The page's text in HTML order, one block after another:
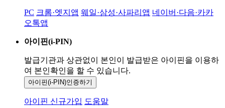
PC 크롬·엣지앱 웨일·삼성·사파리앱 네이버·다음·카카
오톡앱
아이핀(i-PIN)
발급기관과 상관없이 본인이 발급받은 아이핀을 이용하
여 본인확인을 할 수 있습니다.
아이핀(i-PIN)인증하기
아이핀 신규가입 도움말